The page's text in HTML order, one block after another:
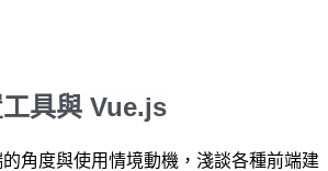
具與 Vue.js
角度與使用情境動機，淺談各種前端建